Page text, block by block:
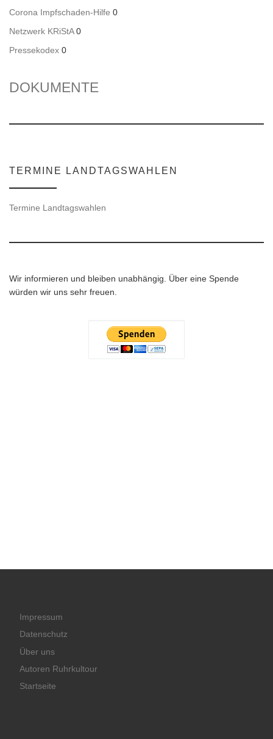
Corona Impfschaden-Hilfe 0
Netzwerk KRiStA0
Pressekodex 0
DOKUMENTE
TERMINE LANDTAGSWAHLEN
Termine Landtagswahlen
Wir informieren und bleiben unabhängig. Über eine Spende
würden wir uns sehr freuen.
Impressum
Datenschutz
Über uns
Autoren Ruhrkultour
Startseite